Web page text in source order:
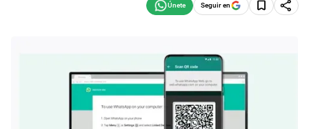
Seguir en